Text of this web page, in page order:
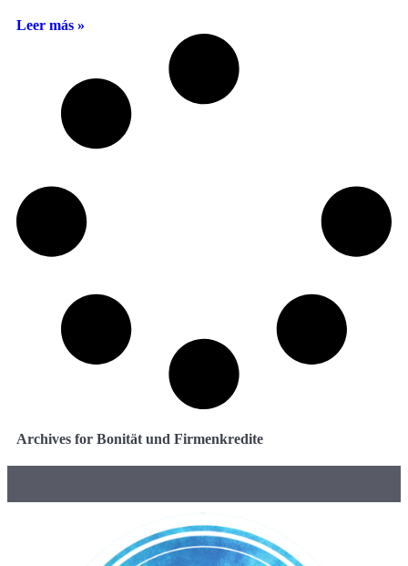
Leer más »
Archives for Bonität und Firmenkredite